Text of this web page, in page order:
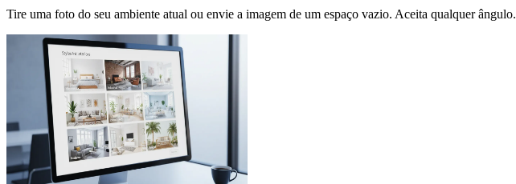
Tire uma foto do seu ambiente atual ou envie a imagem de um espaço vazio. Aceita qualquer ângulo.